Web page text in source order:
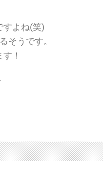
すよね(笑)
そうです。
！